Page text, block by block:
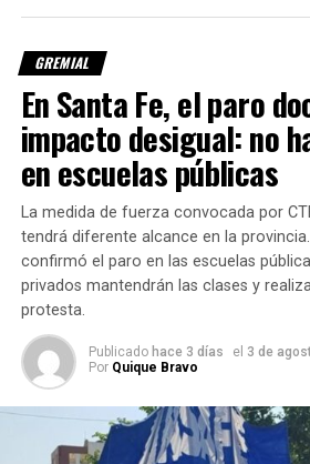
hacer ellos (por los Moyano)”,
maltratado”.
Luego detalló que “el 54 por ciento
transporte es impuesto; otro gran
del combustible, que ha subido en
Aladio respondió que ha intentado
de este gobierno que dice estas
imposible desde el Sindicato de
Santa Fe”.
“Los ministerios de este gobierno
impedir el ingreso de propuestas
Sergio Aladio a propósito de los
presidente, este jueves en el club
GREMIAL
En Santa Fe, el paro
impacto desigual: no
en escuelas públicas
La medida de fuerza convocada por
tendrá diferente alcance en la
confirmó el paro en las escuelas
privados mantendrán las clases y
protesta.
Publicado hace 3 días el 3 de
Por Quique Bravo